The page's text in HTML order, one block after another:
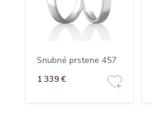
Snubné prstene 457
1 339 €